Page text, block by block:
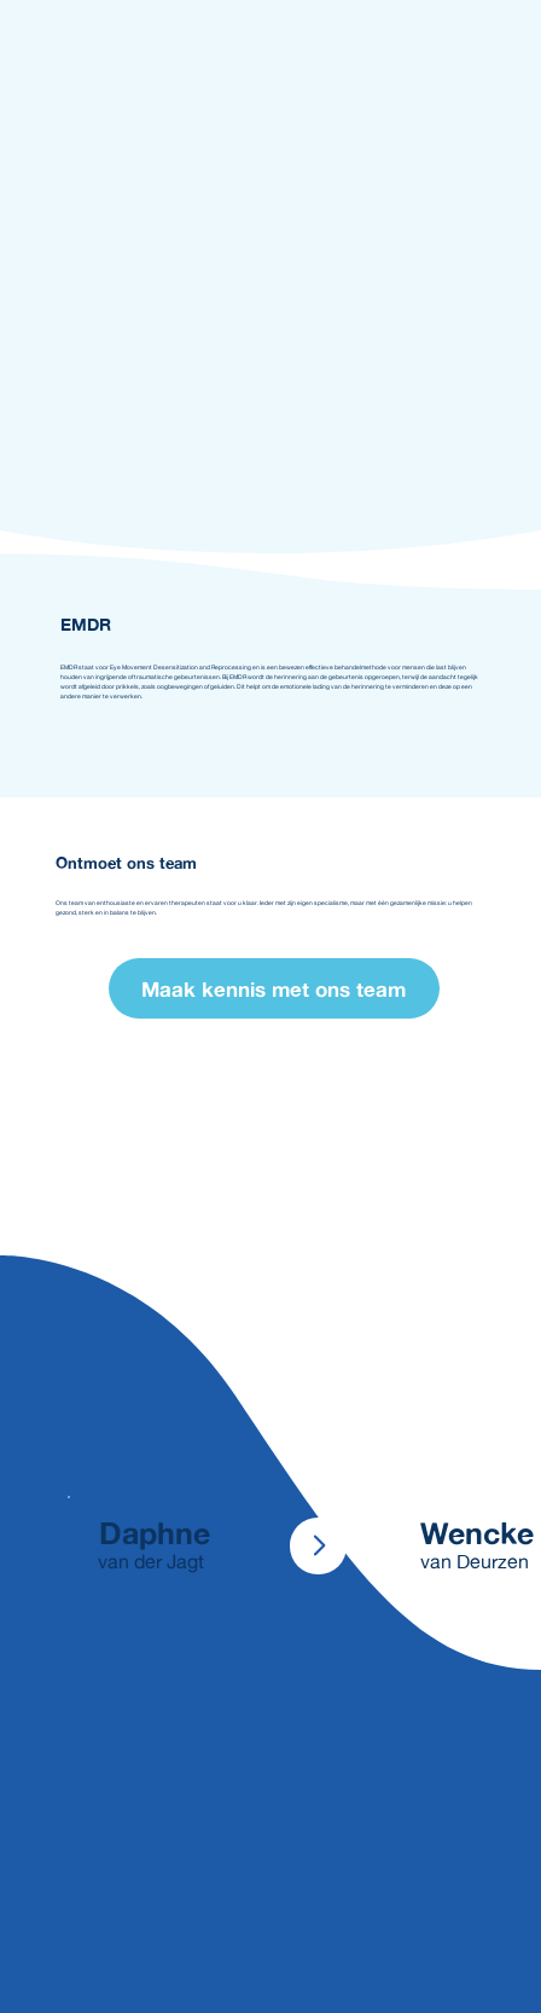
EMDR
EMDR staat voor Eye Movement Desensitization and Reprocessing en is een bewezen effectieve behandelmethode voor mensen die last blijven
houden van ingrijpende of traumatische gebeurtenissen. Bij EMDR wordt de herinnering aan de gebeurtenis opgeroepen, terwijl de aandacht tegelijk
wordt afgeleid door prikkels, zoals oogbewegingen of geluiden. Dit helpt om de emotionele lading van de herinnering te verminderen en deze op een
andere manier te verwerken.
Ontmoet ons team
Ons team van enthousiaste en ervaren therapeuten staat voor u klaar. Ieder met zijn eigen specialisme, maar met één gezamenlijke missie: u helpen
gezond, sterk en in balans te blijven.
Maak kennis met ons team
Daphne
van der Jagt
Wencke
van Deurzen